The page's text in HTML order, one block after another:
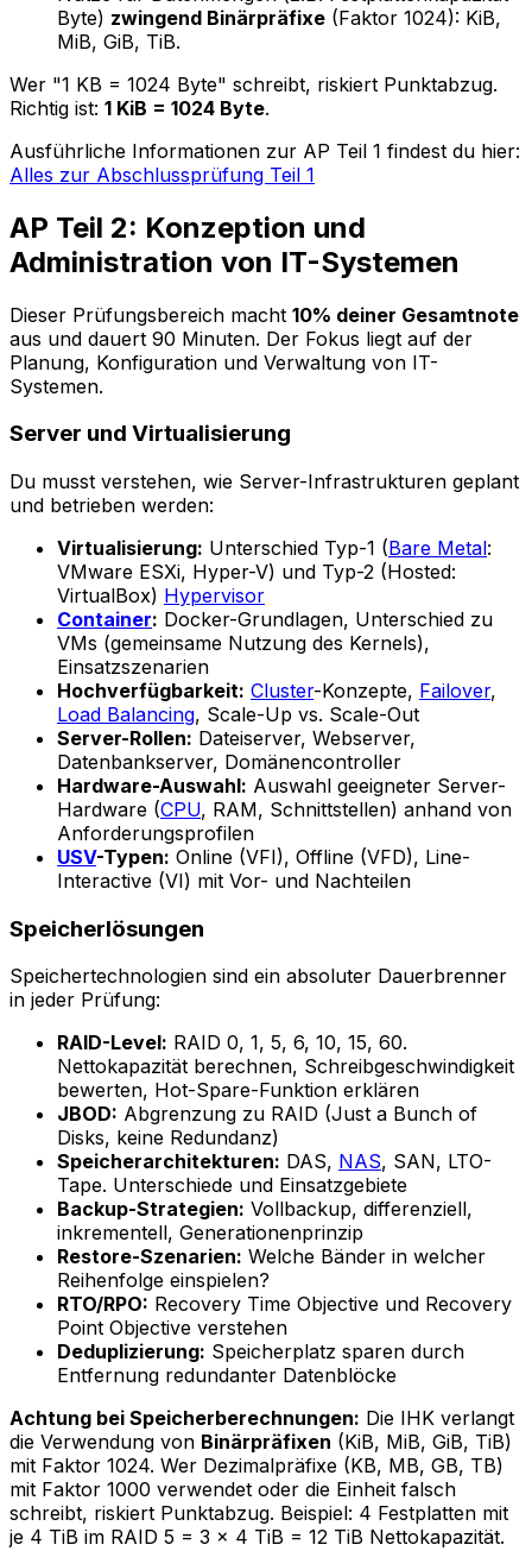
Byte) zwingend Binärpräfixe (Faktor 1024): KiB,
MiB, GiB, TiB.
Wer "1 KB = 1024 Byte" schreibt, riskiert Punktabzug.
Richtig ist: 1 KiB = 1024 Byte.
Ausführliche Informationen zur AP Teil 1 findest du hier:
Alles zur Abschlussprüfung Teil 1
AP Teil 2: Konzeption und
Administration von IT-Systemen
Dieser Prüfungsbereich macht 10% deiner Gesamtnote
aus und dauert 90 Minuten. Der Fokus liegt auf der
Planung, Konfiguration und Verwaltung von IT-
Systemen.
Server und Virtualisierung
Du musst verstehen, wie Server-Infrastrukturen geplant
und betrieben werden:
Virtualisierung: Unterschied Typ-1 (Bare Metal:
VMware ESXi, Hyper-V) und Typ-2 (Hosted:
VirtualBox) Hypervisor
Container: Docker-Grundlagen, Unterschied zu
VMs (gemeinsame Nutzung des Kernels),
Einsatzszenarien
Hochverfügbarkeit: Cluster-Konzepte, Failover,
Load Balancing, Scale-Up vs. Scale-Out
Server-Rollen: Dateiserver, Webserver,
Datenbankserver, Domänencontroller
Hardware-Auswahl: Auswahl geeigneter Server-
Hardware (CPU, RAM, Schnittstellen) anhand von
Anforderungsprofilen
USV-Typen: Online (VFI), Offline (VFD), Line-
Interactive (VI) mit Vor- und Nachteilen
Speicherlösungen
Speichertechnologien sind ein absoluter Dauerbrenner
in jeder Prüfung:
RAID-Level: RAID 0, 1, 5, 6, 10, 15, 60.
Nettokapazität berechnen, Schreibgeschwindigkeit
bewerten, Hot-Spare-Funktion erklären
JBOD: Abgrenzung zu RAID (Just a Bunch of
Disks, keine Redundanz)
Speicherarchitekturen: DAS, NAS, SAN, LTO-
Tape. Unterschiede und Einsatzgebiete
Backup-Strategien: Vollbackup, differenziell,
inkrementell, Generationenprinzip
Restore-Szenarien: Welche Bänder in welcher
Reihenfolge einspielen?
RTO/RPO: Recovery Time Objective und Recovery
Point Objective verstehen
Deduplizierung: Speicherplatz sparen durch
Entfernung redundanter Datenblöcke
Achtung bei Speicherberechnungen: Die IHK verlangt
die Verwendung von Binärpräfixen (KiB, MiB, GiB, TiB)
mit Faktor 1024. Wer Dezimalpräfixe (KB, MB, GB, TB)
mit Faktor 1000 verwendet oder die Einheit falsch
schreibt, riskiert Punktabzug. Beispiel: 4 Festplatten mit
je 4 TiB im RAID 5 = 3 × 4 TiB = 12 TiB Nettokapazität.